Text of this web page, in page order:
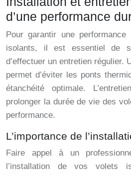
d’une performance
Pour garantir une
isolants, il est essentiel de
d’effectuer un entretien régulier.
permet d’éviter les ponts
étanchéité optimale.
prolonger la durée de vie des
performance.
L’importance de
Faire appel à un
l’installation de vos volets